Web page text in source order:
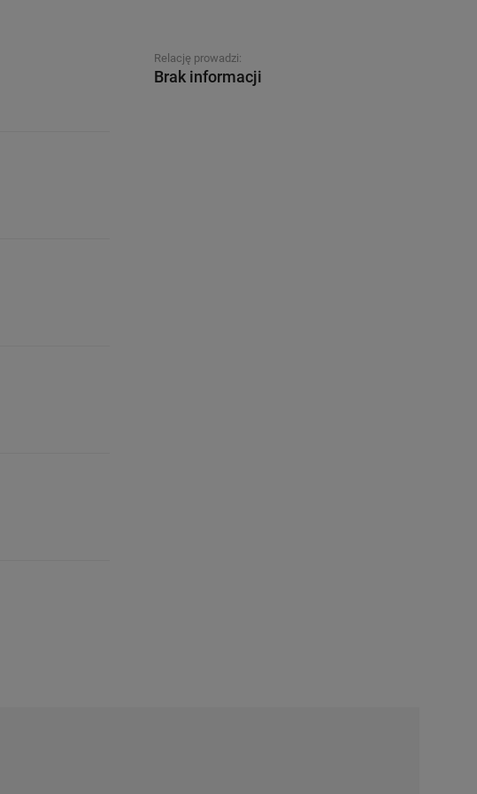
Relację prowadzi:
Brak informacji